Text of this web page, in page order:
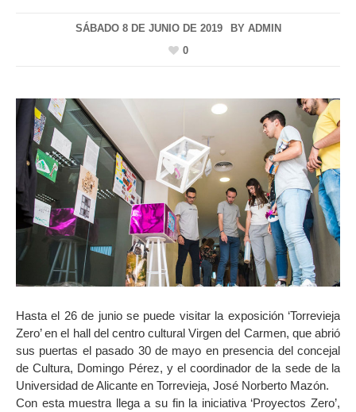
SÁBADO 8 DE JUNIO DE 2019 BY ADMIN
0
Hasta el 26 de junio se puede visitar la exposición ‘Torrevieja
Zero’ en el hall del centro cultural Virgen del Carmen, que abrió
sus puertas el pasado 30 de mayo en presencia del concejal
de Cultura, Domingo Pérez, y el coordinador de la sede de la
Universidad de Alicante en Torrevieja, José Norberto Mazón.
Con esta muestra llega a su fin la iniciativa ‘Proyectos Zero’,